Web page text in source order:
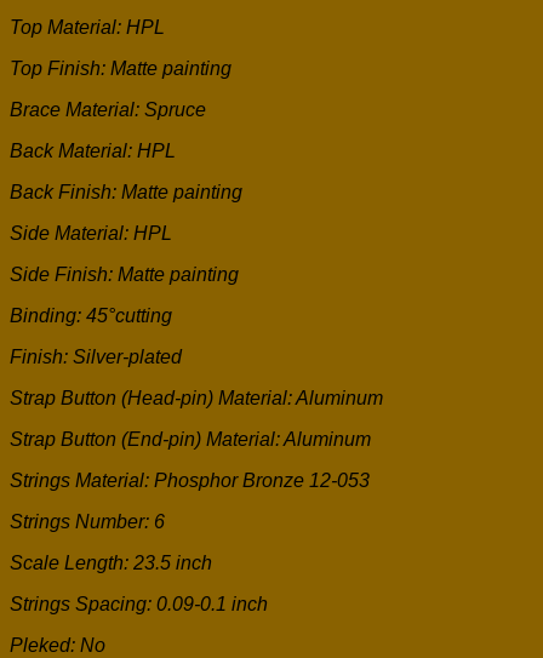
Top Material: HPL
Top Finish: Matte painting
Brace Material: Spruce
Back Material: HPL
Back Finish: Matte painting
Side Material: HPL
Side Finish: Matte painting
Binding: 45°cutting
Finish: Silver-plated
Strap Button (Head-pin) Material: Aluminum
Strap Button (End-pin) Material: Aluminum
Strings Material: Phosphor Bronze 12-053
Strings Number: 6
Scale Length: 23.5 inch
Strings Spacing: 0.09-0.1 inch
Pleked: No